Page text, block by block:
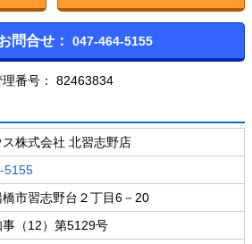
問合せ： 047-464-5155
理番号： 82463834
ス株式会社 北習志野店
5155
市習志野台２丁目6－20
（12）第5129号